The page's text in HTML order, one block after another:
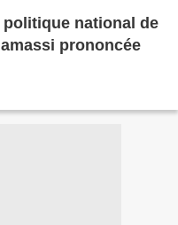
national de
prononcée